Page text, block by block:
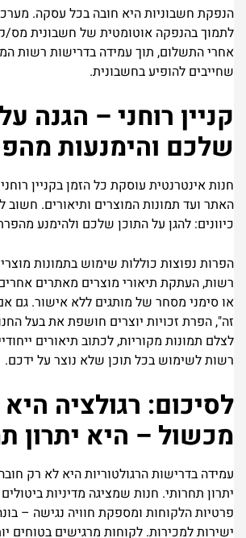
הנפקת חשבוניות היא חובה בכל עסקה.
לתמוך בהנפקה אוטומטית של חשבונית מס/
אחרי התשלום, תוך עמידה בדרישות רשות
שחייבים להופיע בחשבונית.
קניין רוחני – הגנה
שלכם והימנעות
חנות אינטרנטית עוסקת כל הזמן בקניין
האתר ועד תמונות המוצרים ותיאורים. חשוב
כיוונים: להגן על התוכן שלכם ולהימנע
הפרות נפוצות כוללות שימוש בתמונות
רשות, העתקת תיאורי מוצרים מאתרים
או סימני מסחר של מותגים ללא אישור. גם
זה", הפרת זכויות יוצרים חושפת את בעל
לצלם תמונות מקוריות, לכתוב תיאורים
רשות לשימוש בכל תוכן שלא נוצר על ידכם.
לסיכום: רגולציה
מכשול – היא יתרון
עמידה בדרישות הרגולטוריות היא לא רק
יתרון תחרותי. חנות שמציגה מדיניות
פרטיות הלקוחות ומספקת חוויה נגישה –
ישירות למכירות. לקוחות מרגישים בטוחים